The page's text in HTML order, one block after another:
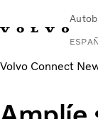
Change MarketContacto
Volvo Connect